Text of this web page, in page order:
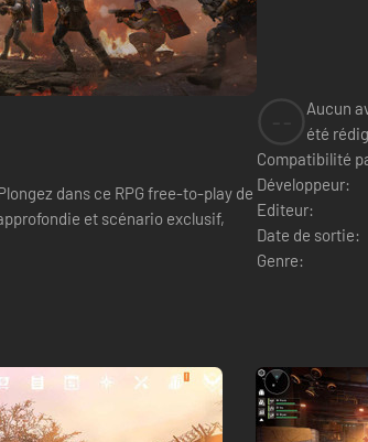
dans ce RPG free-to-play de
et scénario exclusif,
Aucun
été
Compatibilité
Développeur:
Editeur:
Date de sortie:
Genre: